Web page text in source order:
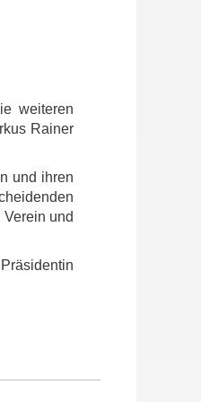
weiteren
Rainer
und ihren
und